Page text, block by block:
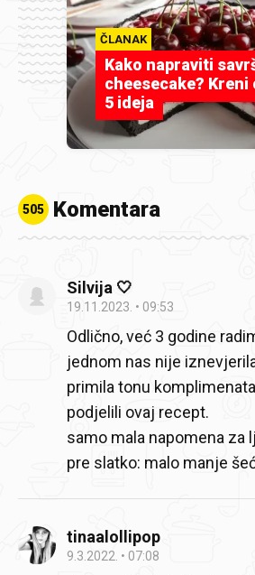
ČLANAK
Kako napraviti
cheesecake? Kreni
5 ideja
505 Komentara
Silvija 🤍
19.11.2023. 09:53
Odlično, već 3 godine
jednom nas nije
primila tonu
podjelili ovaj recept.
samo mala napomena za
pre slatko: malo manje
tinaalollipop
9.3.2022. 07:08